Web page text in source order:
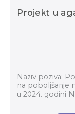
Projekt
Naziv poziva:
na poboljšanje
u 2024. godini